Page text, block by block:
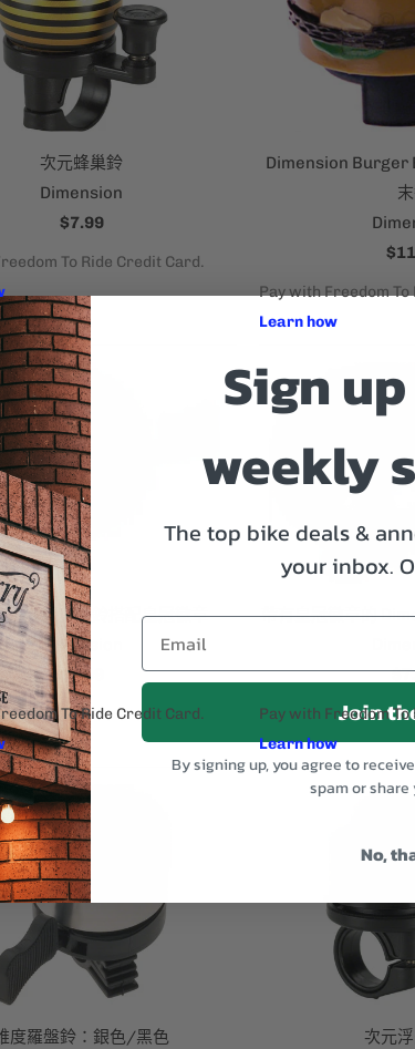
次元蜂巢鈴
Dimension
$7.99
Dimension Burger
經典黑鈴搭配皇冠徽章
Dimension
$7.99
帶有皇冠徽章的
度羅盤鈴：銀色/黑色
次元
Sign
weekly
The top bike deals &
your inbox.
Join
By signing up, you agree to
spam or share
No,